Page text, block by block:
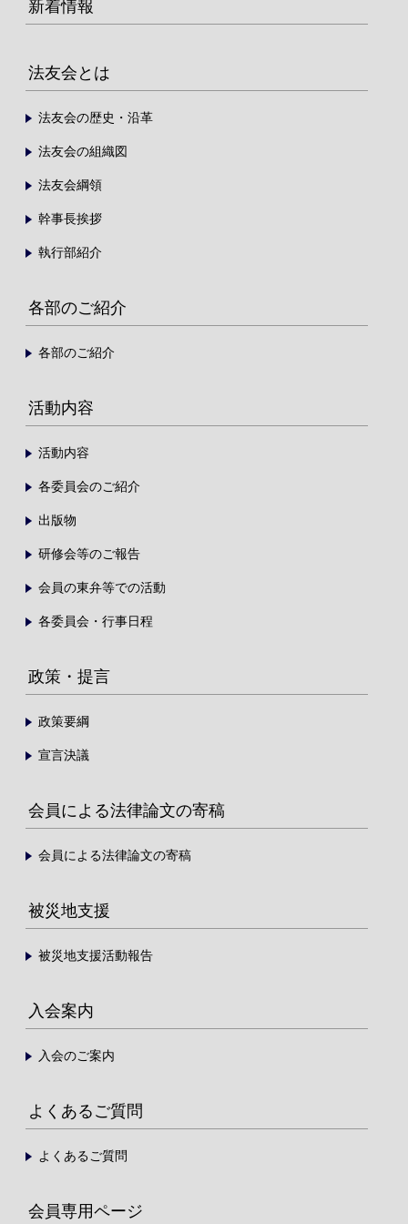
新着情報
法友会とは
法友会の歴史・沿革
法友会の組織図
法友会綱領
幹事長挨拶
執行部紹介
各部のご紹介
各部のご紹介
活動内容
活動内容
各委員会のご紹介
出版物
研修会等のご報告
会員の東弁等での活動
各委員会・行事日程
政策・提言
政策要綱
宣言決議
会員による法律論文の寄稿
会員による法律論文の寄稿
被災地支援
被災地支援活動報告
入会案内
入会のご案内
よくあるご質問
よくあるご質問
会員専用ページ